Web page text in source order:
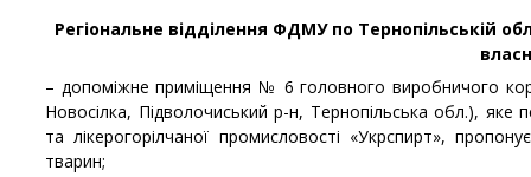
Регіональне відділення ФДМУ по Тернопільській
– допоміжне приміщення № 6 головного виробничого
Новосілка, Підволочиський р-н, Тернопільська обл.), яке
та лікерогорілчаної промисловості «Укрспирт»,
тварин;